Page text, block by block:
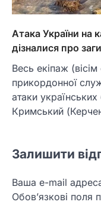
Атака України на
дізналися про
Весь екіпаж
прикордонної
атаки
Кримський
Залишити
Ваша e-mail
Обов’язкові поля